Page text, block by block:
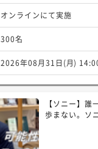
オンラインにて実施
300名
2026年08月31日(月)
【ソニー】誰
歩まない。ソ